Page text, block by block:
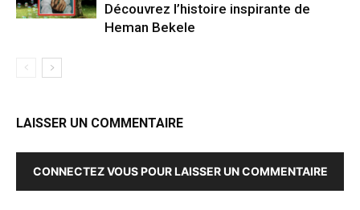
Découvrez l’histoire inspirante de
Heman Bekele
LAISSER UN COMMENTAIRE
CONNECTEZ VOUS POUR LAISSER UN COMMENTAIRE